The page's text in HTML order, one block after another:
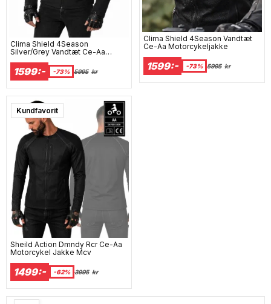
Clima Shield 4Season
Silver/Grey Vandtæt Ce-Aa
1599:- -73% 5995 kr
Clima Shield 4Season Vandtæt
Ce-Aa Motorcykeljakke
1599:- -73% 5995 kr
Super sale
Kundfavorit
Sheild Action Dmndy Rcr Ce-Aa
Motorcykel Jakke Mcv
1499:- -62% 3995 kr